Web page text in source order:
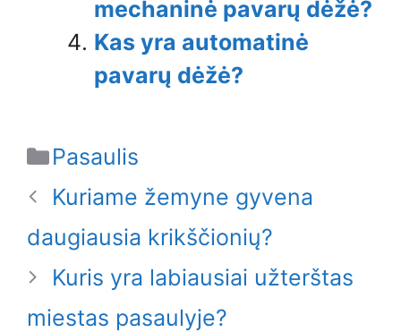
mechaninė pavarų dėžė?
Kas yra automatinė
pavarų dėžė?
Categories
Pasaulis
Kuriame žemyne ​​gyvena
daugiausia krikščionių?
Kuris yra labiausiai užterštas
miestas pasaulyje?